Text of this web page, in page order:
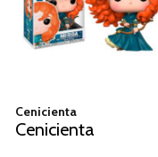
Cenicienta
Cenicienta